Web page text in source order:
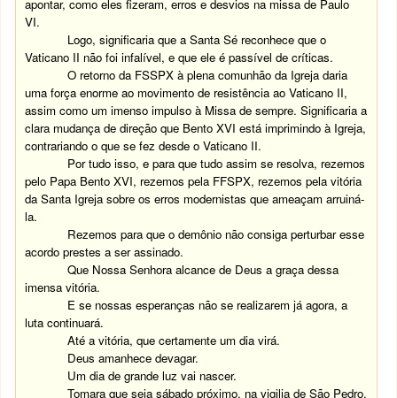
apontar, como eles fizeram, erros e desvios na missa de Paulo
VI.
Logo, significaria que a Santa Sé reconhece que o
Vaticano II não foi infalível, e que ele é passível de críticas.
O retorno da FSSPX à plena comunhão da Igreja daria
uma força enorme ao movimento de resistência ao Vaticano II,
assim como um imenso impulso à Missa de sempre. Significaria a
clara mudança de direção que Bento XVI está imprimindo à Igreja,
contrariando o que se fez desde o Vaticano II.
Por tudo isso, e para que tudo assim se resolva, rezemos
pelo Papa Bento XVI, rezemos pela FFSPX, rezemos pela vitória
da Santa Igreja sobre os erros modernistas que ameaçam arruiná-
la.
Rezemos para que o demônio não consiga perturbar esse
acordo prestes a ser assinado.
Que Nossa Senhora alcance de Deus a graça dessa
imensa vitória.
E se nossas esperanças não se realizarem já agora, a
luta continuará.
Até a vitória, que certamente um dia virá.
Deus amanhece devagar.
Um dia de grande luz vai nascer.
Tomara que seja sábado próximo, na vigilia de São Pedro.